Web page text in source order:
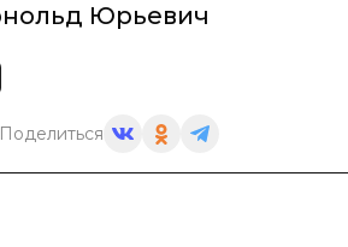
Юрьевич
Поделиться